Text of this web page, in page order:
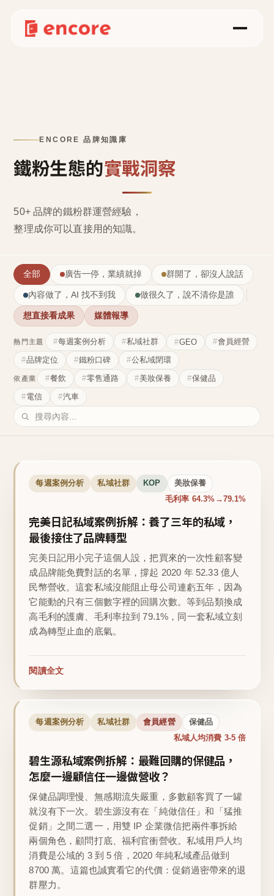
ENCORE 品牌知識庫
鐵粉生態的實戰洞察
50+ 品牌的鐵粉群運營經驗，
整理成你可以直接用的知識。
全部 廣告一停，業績就掉 群開了，卻沒人說話
內容做了，AI 找不到我 做很久了，說不清你是誰
想直接看成果 媒體報導
熱門主題 每週案例分析 私域社群 GEO
會員經營
品牌定位
鐵粉口碑 公私域閉環
依產業 餐飲 零售通路 美妝保養
保健品
電信
汽車
每週案例分析 私域社群 KOP 美妝保養
毛利率 64.3%→79.1%
完美日記私域案例拆解：養了三年的私域，
最後接住了品牌轉型
完美日記用小完子這個人設，把買來的一次性顧客變
成品牌能免費對話的名單，撐起 2020 年 52.33 億人
民幣營收。這套私域沒能阻止母公司連虧五年，因為
它能動的只有三個數字裡的回購次數。等到品類換成
高毛利的護膚、毛利率拉到 79.1%，同一套私域立刻
成為轉型止血的底氣。
閱讀全文
每週案例分析 私域社群 會員經營 保健品
私域人均消費 3-5 倍
碧生源私域案例拆解：最難回購的保健品，
怎麼一邊顧信任一邊做營收？
保健品調理慢、無感期流失嚴重，多數顧客買了一罐
就沒有下一次。碧生源沒有在「純做信任」和「猛推
促銷」之間二選一，用雙 IP 企業微信把兩件事拆給
兩個角色，顧問打底、福利官衝營收。私域用戶人均
消費是公域的 3 到 5 倍，2020 年純私域產品做到
8700 萬。這篇也誠實看它的代價：促銷過密帶來的退
群壓力。